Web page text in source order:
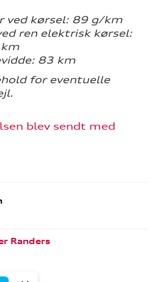
ved kørsel: 89 g/km
ren elektrisk kørsel:
83 km
for eventuelle
blev sendt med
Randers